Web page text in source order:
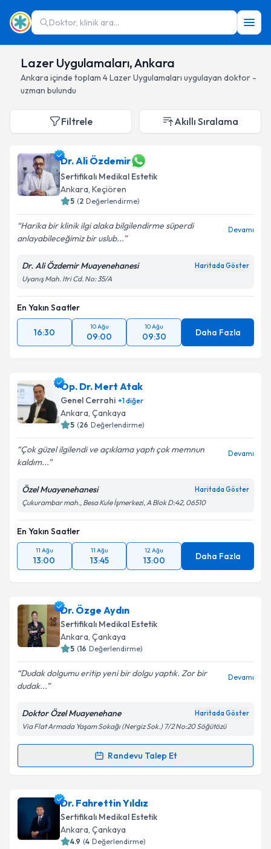
Doktor, klinik ara...
Lazer Uygulamaları, Ankara
Ankara içinde toplam 4Lazer Uygulamaları uygulayan doktor -
uzman bulundu
Filtrele Akıllı Sıralama
Dr. Ali Özdemir
Sertifikalı Medikal Estetik
Ankara, Keçiören
5 (2 Değerlendirme)
Harika bir klinik ilgi alaka bilgilendirme süperdi
anlayabileceğimiz bir uslub...
Devamı
Dr. Ali Özdemir Muayenehanesi Haritada Göster
Uyanış Mah. Itri Cd. No: 35/A
En Yakın Saatler
16:30
10 Ağu
09:00
10 Ağu
09:30 Daha Fazla
Op. Dr. Mert Atak
Genel Cerrahi +1diğer
Ankara, Çankaya
5 (26 Değerlendirme)
Çok güzel ilgilendi ve açıklama yaptı çok memnun
kaldım...
Devamı
Özel Muayenehanesi Haritada Göster
Çukurambar mah., Besa Kule İşmerkezi, A Blok D:42, 06510
En Yakın Saatler
11 Ağu
13:00
11 Ağu
13:45
12 Ağu
13:00 Daha Fazla
Dr. Özge Aydın
Sertifikalı Medikal Estetik
Ankara, Çankaya
5 (16 Değerlendirme)
Dudak dolgumu eritip yeni bir dolgu yaptık. Zor bir
dudak...
Devamı
Doktor Özel Muayenehane Haritada Göster
Via Flat Armada Yaşam Sokağı (Nergiz Sok.) 7/2 No:20 Söğütözü
Randevu Talep Et
Randevu Takvimi Talebi
Dr. Özge Aydıniçin randevu takvimi talebi oluşturun.
Size bu uzmandan randevu almanız için bir takvim
hazırlandığında e-posta ile bilgilendireceğiz.
Dr. Fahrettin Yıldız
Sertifikalı Medikal Estetik
Ankara, Çankaya
4.9 (4 Değerlendirme)